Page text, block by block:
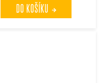
DO KOŠÍKU